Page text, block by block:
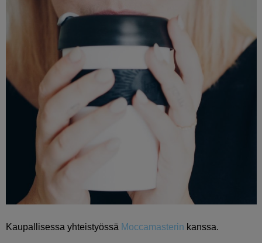
Kaupallisessa yhteistyössä Moccamasterin kanssa.